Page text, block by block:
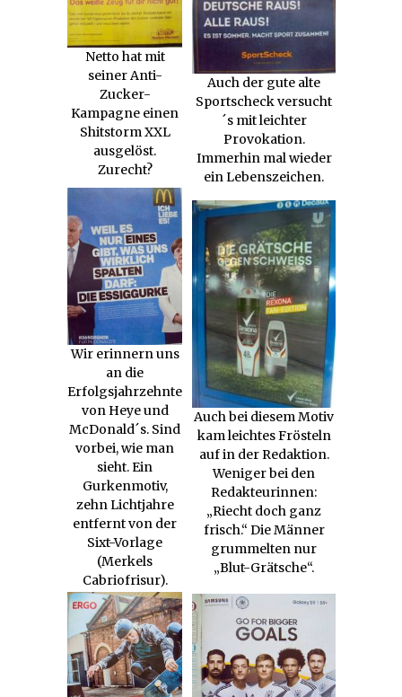
Netto hat mit
seiner Anti-
Zucker-
Kampagne einen
Shitstorm XXL
ausgelöst.
Zurecht?
Auch der gute alte
Sportscheck versucht
´s mit leichter
Provokation.
Immerhin mal wieder
ein Lebenszeichen.
Wir erinnern uns
an die
Erfolgsjahrzehnte
von Heye und
McDonald´s. Sind
vorbei, wie man
sieht. Ein
Gurkenmotiv,
zehn Lichtjahre
entfernt von der
Sixt-Vorlage
(Merkels
Cabriofrisur).
Auch bei diesem Motiv
kam leichtes Frösteln
auf in der Redaktion.
Weniger bei den
Redakteurinnen:
„Riecht doch ganz
frisch.“ Die Männer
grummelten nur
„Blut-Grätsche“.